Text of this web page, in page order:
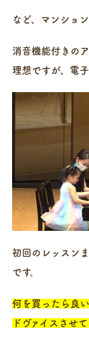
など、マンショ
消音機能付きの
理想ですが、電
初回のレッスン
です。
何を買ったら良
ドヴァイスさせ